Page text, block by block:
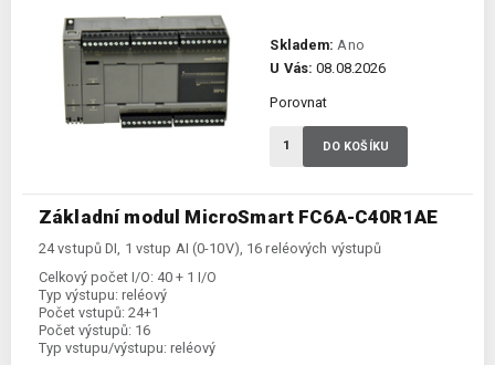
Základní modul MicroSmart FC6A-C40R1AE
24 vstupů DI, 1 vstup AI (0-10V), 16 reléových výstupů
Celkový počet I/O: 40 + 1 I/O
Typ výstupu: reléový
Počet vstupů: 24+1
Počet výstupů: 16
Typ vstupu/výstupu: reléový
Skladem: Ano
U Vás: 08.08.2026
Porovnat
DO KOŠÍKU